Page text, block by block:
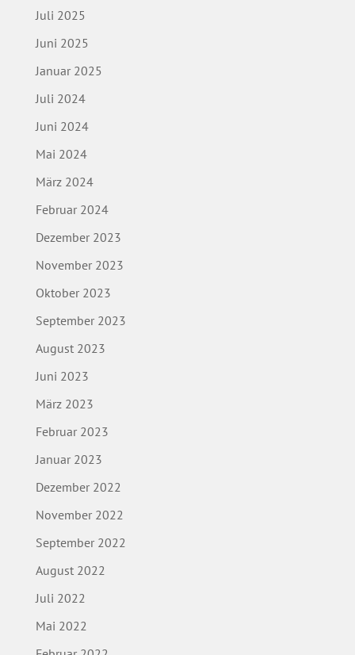
Juli 2025
Juni 2025
Januar 2025
Juli 2024
Juni 2024
Mai 2024
März 2024
Februar 2024
Dezember 2023
November 2023
Oktober 2023
September 2023
August 2023
Juni 2023
März 2023
Februar 2023
Januar 2023
Dezember 2022
November 2022
September 2022
August 2022
Juli 2022
Mai 2022